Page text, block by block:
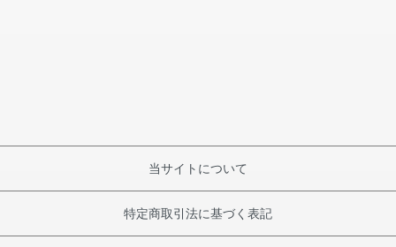
当サイトについて
特定商取引法に基づく表記